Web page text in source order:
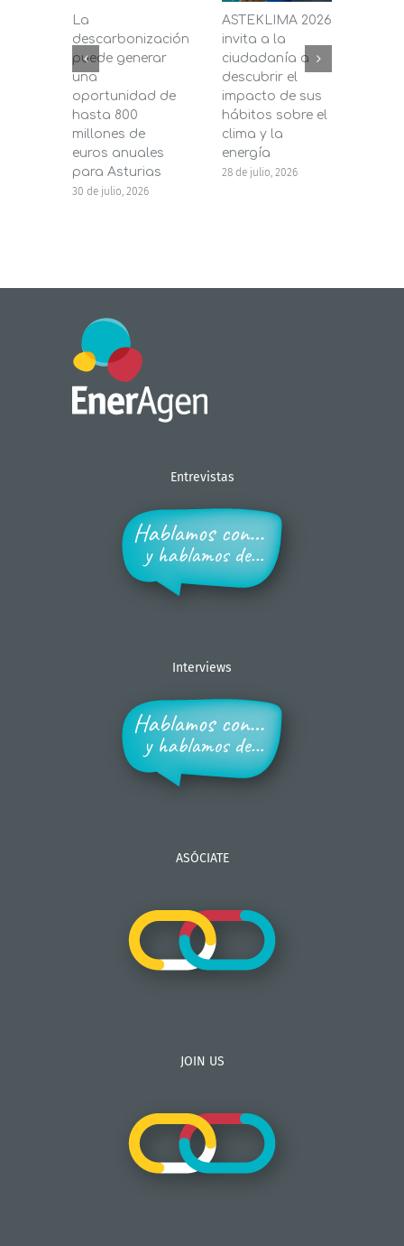
La
descarbonización
puede generar
una
oportunidad de
hasta 800
millones de
euros anuales
para Asturias
30 de julio, 2026
ASTEKLIMA 2026
invita a la
ciudadanía a
descubrir el
impacto de sus
hábitos sobre el
clima y la
energía
28 de julio, 2026
Entrevistas
Interviews
ASÓCIATE
JOIN US